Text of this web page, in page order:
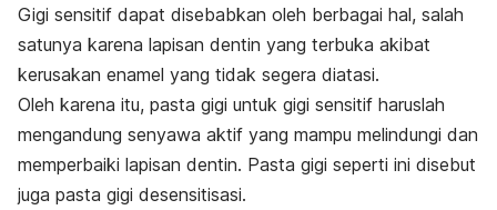
Gigi sensitif dapat disebabkan oleh berbagai hal, salah
satunya karena lapisan dentin yang terbuka akibat
kerusakan enamel yang tidak segera diatasi.
Oleh karena itu, pasta gigi untuk gigi sensitif haruslah
mengandung senyawa aktif yang mampu melindungi dan
memperbaiki lapisan dentin. Pasta gigi seperti ini disebut
juga pasta gigi desensitisasi.